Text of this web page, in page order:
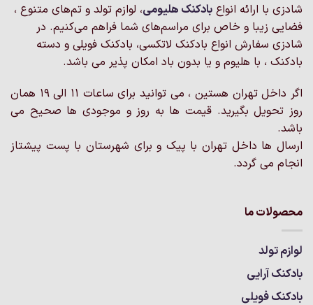
شادزی با ارائه انواع بادکنک‌ هلیومی، لوازم تولد و تم‌های متنوع ،
فضایی زیبا و خاص برای مراسم‌های شما فراهم می‌کنیم. در
شادزی سفارش انواع بادکنک لاتکسی، بادکنک فویلی و دسته
بادکنک ، با هلیوم و یا بدون باد امکان پذیر می باشد.
اگر داخل تهران هستین ، می توانید برای ساعات 11 الی 19 همان
روز تحویل بگیرید. قیمت ها به روز و موجودی ها صحیح می
باشد.
ارسال ها داخل تهران با پیک و برای شهرستان با پست پیشتاز
انجام می گردد.
محصولات ما
لوازم تولد
بادکنک آرایی
بادکنک فویلی